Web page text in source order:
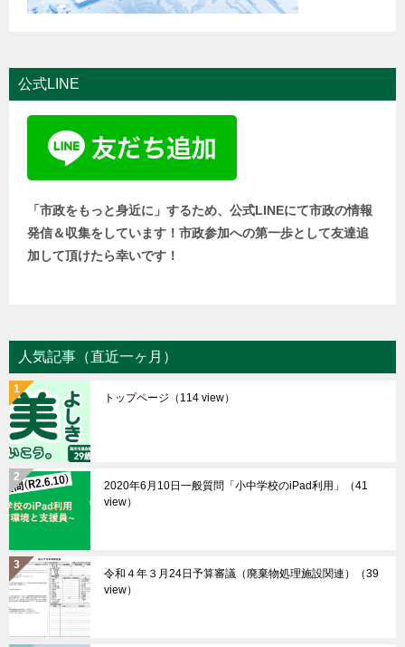
公式LINE
「市政をもっと身近に」するため、公式LINEにて市政の情報
発信＆収集をしています！市政参加への第一歩として友達追
加して頂けたら幸いです！
人気記事（直近一ヶ月）
トップページ （114 view）
2020年6月10日一般質問「小中学校のiPad利用」
（41
view）
令和４年３月24日予算審議（廃棄物処理施設関連）
（39
view）